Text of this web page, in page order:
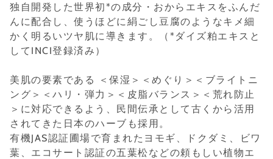
独自開発した世界初*の成分・おからエキスをふんだ
んに配合し、使うほどに絹ごし豆腐のようなキメ細
かく明るいツヤ肌に導きます。（*ダイズ粕エキスと
してINCI登録済み）
美肌の要素である ＜保湿＞＜めぐり＞＜ブライトニ
ング＞＜ハリ・弾力＞＜皮脂バランス＞＜荒れ防止
＞に対応できるよう、民間伝承として古くから活用
されてきた日本のハーブも採用。
有機JAS認証圃場で育まれたヨモギ、ドクダミ、ビワ
葉、エコサート認証の五葉松などの頼もしい植物エ